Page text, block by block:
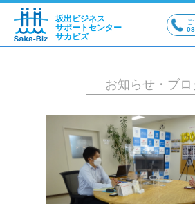
坂出ビジネス
サポートセンター
サカビズ
お知らせ・ブロ